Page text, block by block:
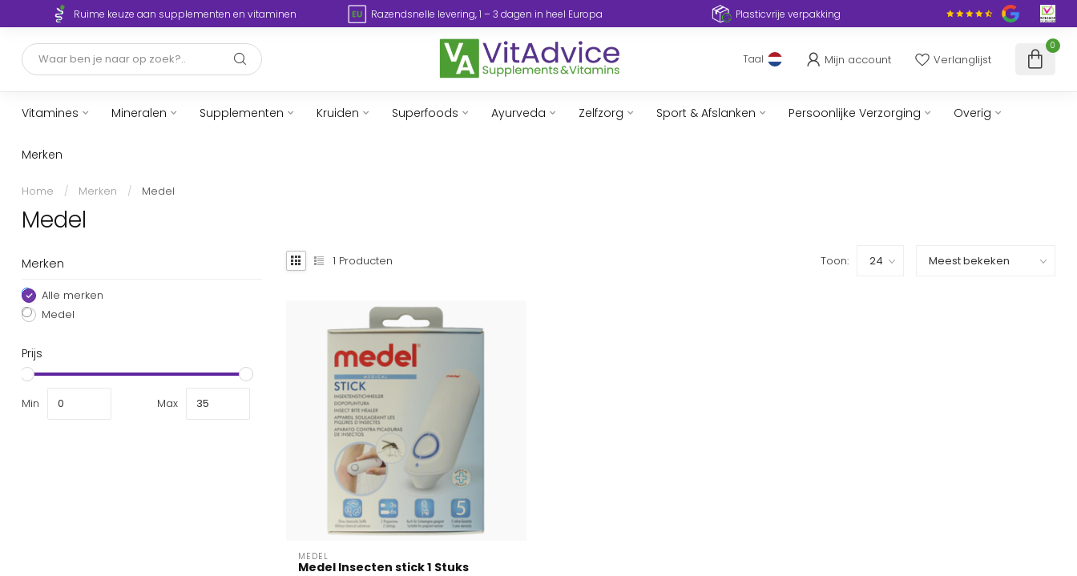
Ruime keuze aan supplementen en vitaminen Razendsnelle levering, 1 – 3 dagen in heel Europa Plasticvrije verpakking
Taal Mijn account Verlanglijst
0
Vitamines Mineralen Supplementen Kruiden Superfoods Ayurveda Zelfzorg Sport & Afslanken Persoonlijke Verzorging Overig
Merken
Home / Merken / Medel
Medel
Merken
Alle merken
Medel
Prijs
Min Max
1 Producten Toon:
MEDEL
Medel Insecten stick 1 Stuks